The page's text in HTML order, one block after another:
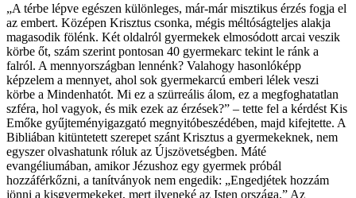
„A térbe lépve egészen különleges, már-már misztikus érzés fogja el
az embert. Középen Krisztus csonka, mégis méltóságteljes alakja
magasodik fölénk. Két oldalról gyermekek elmosódott arcai veszik
körbe őt, szám szerint pontosan 40 gyermekarc tekint le ránk a
falról. A mennyországban lennénk? Valahogy hasonlóképp
képzelem a mennyet, ahol sok gyermekarcú emberi lélek veszi
körbe a Mindenhatót. Mi ez a szürreális álom, ez a megfoghatatlan
szféra, hol vagyok, és mik ezek az érzések?” – tette fel a kérdést Kis
Emőke gyűjteményigazgató megnyitóbeszédében, majd kifejtette. A
Bibliában kitüntetett szerepet szánt Krisztus a gyermekeknek, nem
egyszer olvashatunk róluk az Újszövetségben. Máté
evangéliumában, amikor Jézushoz egy gyermek próbál
hozzáférkőzni, a tanítványok nem engedik: „Engedjétek hozzám
jönni a kisgyermekeket, mert ilyeneké az Isten országa.” Az